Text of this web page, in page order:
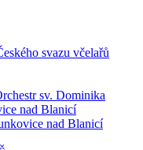
svazu včelařů
sv. Dominika
nad Blanicí
nad Blanicí